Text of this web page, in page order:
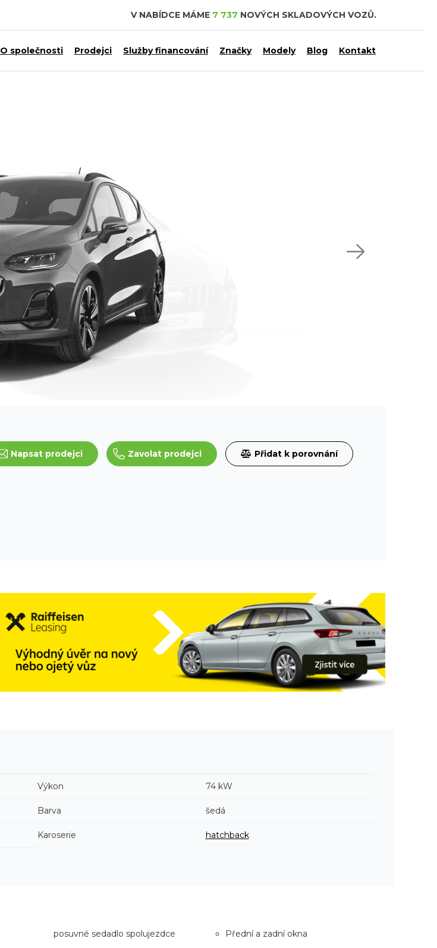
V NABÍDCE MÁME 7 737 NOVÝCH SKLADOVÝCH VOZŮ.
O společnosti Prodejci Služby financování Značky Modely Blog Kontakt
Napsat prodejci Zavolat prodejci Přidat k porovnání
Výkon 74 kW
Barva šedá
Karoserie hatchback
posuvné sedadlo spolujezdce
Přední a zadní okna